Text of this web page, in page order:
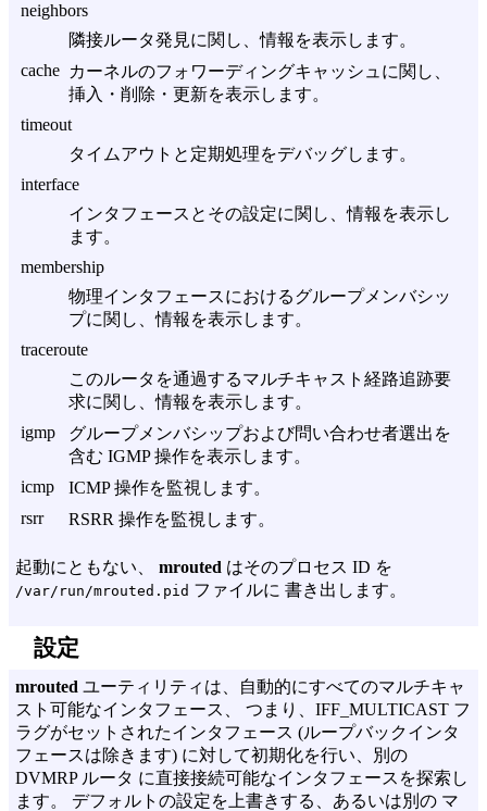
neighbors
隣接ルータ発見に関し、情報を表示します。
cache カーネルのフォワーディングキャッシュに関し、
挿入・削除・更新を表示します。
timeout
タイムアウトと定期処理をデバッグします。
interface
インタフェースとその設定に関し、情報を表示し
ます。
membership
物理インタフェースにおけるグループメンバシッ
プに関し、情報を表示します。
traceroute
このルータを通過するマルチキャスト経路追跡要
求に関し、情報を表示します。
igmp
グループメンバシップおよび問い合わせ者選出を
含む IGMP 操作を表示します。
icmp
ICMP 操作を監視します。
rsrr
RSRR 操作を監視します。
起動にともない、 mrouted はそのプロセス ID を
/var/run/mrouted.pid ファイルに 書き出します。
設定
mrouted ユーティリティは、自動的にすべてのマルチキャ
スト可能なインタフェース、 つまり、IFF_MULTICAST フ
ラグがセットされたインタフェース (ループバックインタ
フェースは除きます) に対して初期化を行い、別の
DVMRP ルータ に直接接続可能なインタフェースを探索し
ます。 デフォルトの設定を上書きする、あるいは別の マ